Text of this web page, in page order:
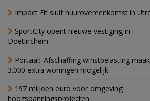
Impact Fit sluit huurovereenkomst in
SportCity opent nieuwe vestiging in
Doetinchem
Portaal: 'Afschaffing winstbelasting
3.000 extra woningen mogelijk'
197 miljoen euro voor omgeving
hoogspanningsprojecten